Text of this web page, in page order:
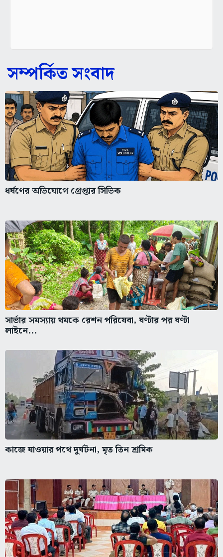
সম্পর্কিত সংবাদ
ধর্ষণের অভিযোগে গ্রেপ্তার সিভিক
সার্ভার সমস্যায় থমকে রেশন পরিষেবা, ঘণ্টার পর ঘণ্টা
লাইনে...
কাজে যাওয়ার পথে দুর্ঘটনা, মৃত তিন শ্রমিক